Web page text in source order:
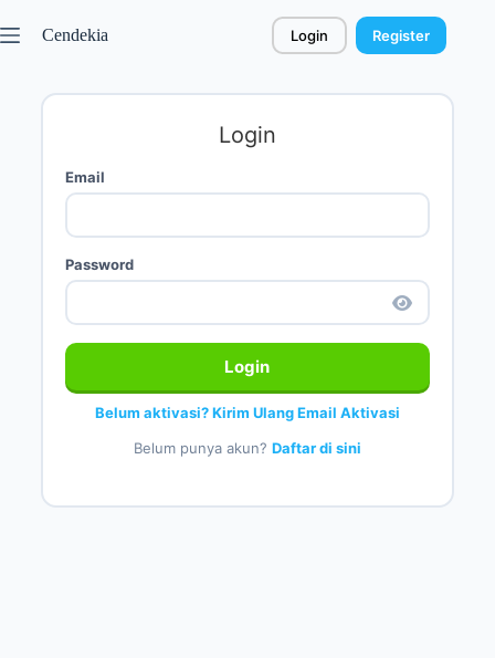
Cendekia Login Register
Login
Email
Password
Login
Belum aktivasi? Kirim Ulang Email Aktivasi
Belum punya akun? Daftar di sini